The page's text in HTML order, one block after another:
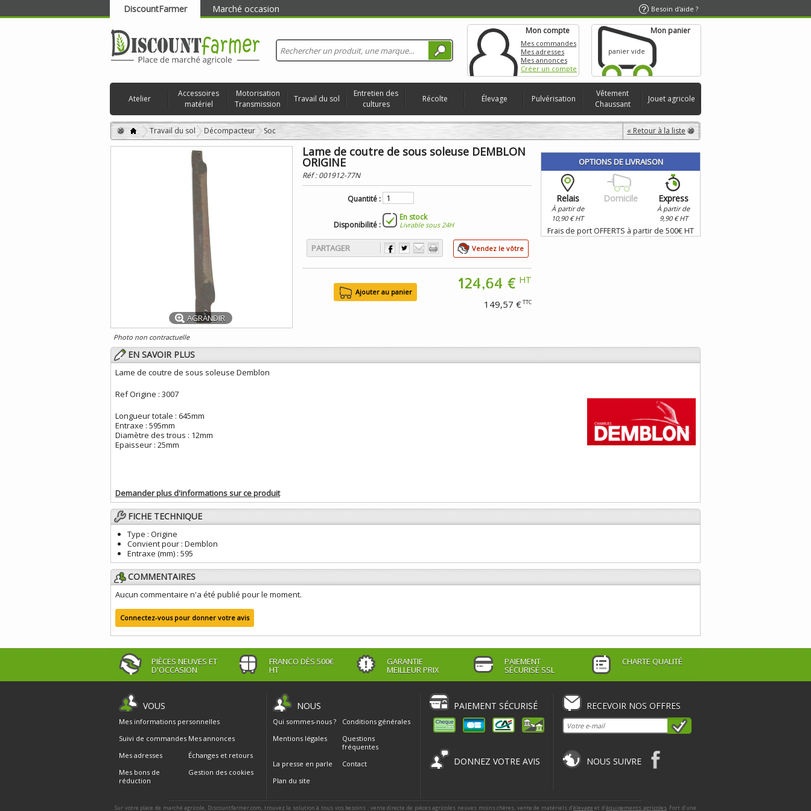
DiscountFarmer Marché occasion Besoin d'aide ?
RECHERCHER
Mon compte
Mes commandes
Mes adresses
Mes annonces
Créer un compte
Mon panier
panier vide
Atelier
Accessoires
matériel
Motorisation
Transmission
Travail du sol
Entretien des
cultures
Récolte Élevage Pulvérisation
Vêtement
Chaussant
Jouet agricole
« Retour à la liste
Travail du sol Décompacteur Soc
AGRANDIR
Photo non contractuelle
Lame de coutre de sous soleuse DEMBLON
ORIGINE
Réf :001912-77N
Quantité :
Disponibilité :
En stock
Livrable sous 24H
PARTAGER Vendez le vôtre
124,64 € HT
149,57 €TTC
OPTIONS DE LIVRAISON
Relais
À partir de
10,90 € HT
Domicile Express
À partir de
9,90 € HT
Frais de port OFFERTS à partir de 500€ HT
EN SAVOIR PLUS
Lame de coutre de sous soleuse Demblon
Ref Origine : 3007
Longueur totale : 645mm
Entraxe : 595mm
Diamètre des trous : 12mm
Epaisseur : 25mm
Demander plus d'informations sur ce produit
FICHE TECHNIQUE
Type : Origine
Convient pour : Demblon
Entraxe (mm) : 595
COMMENTAIRES
Aucun commentaire n'a été publié pour le moment.
Connectez-vous pour donner votre avis
PIÈCES NEUVES ET
D'OCCASION
FRANCO DÈS 500€
HT
GARANTIE
MEILLEUR PRIX
PAIEMENT
SÉCURISÉ SSL
CHARTE QUALITÉ
VOUS
Mes informations personnelles
Suivi de commandes Mes annonces
Mes adresses
Échanges et retours
Mes bons de
réduction
Gestion des cookies
NOUS
Qui sommes-nous ?
Conditions générales
Mentions légales
Questions
fréquentes
La presse en parle
Contact
Plan du site
PAIEMENT SÉCURISÉ RECEVOIR NOS OFFRES
DONNEZ VOTRE AVIS NOUS SUIVRE
Sur votre place de marché agricole, Discountfarmer.com, trouvez la solution à tous vos besoins : vente directe de pièces agricoles neuves moins chères, vente de matériels d’élevage et d’équipements agricoles. Fort d’une